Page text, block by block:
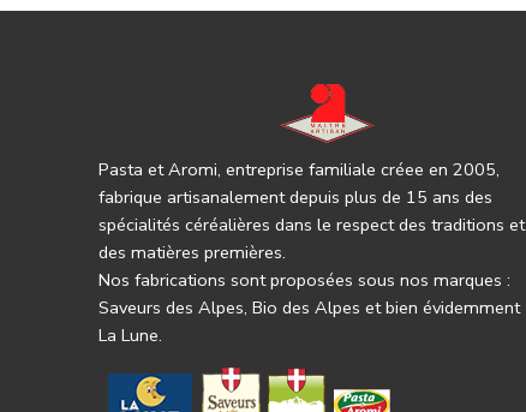
Pasta et Aromi, entreprise familiale créee en 2005,
fabrique artisanalement depuis plus de 15 ans des
spécialités céréalières dans le respect des traditions et
des matières premières.
Nos fabrications sont proposées sous nos marques :
Saveurs des Alpes, Bio des Alpes et bien évidemment
La Lune.